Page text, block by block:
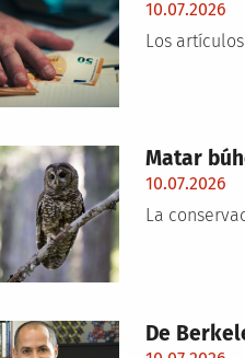
10.07.2026
Los
Matar
10.07.2026
La
De